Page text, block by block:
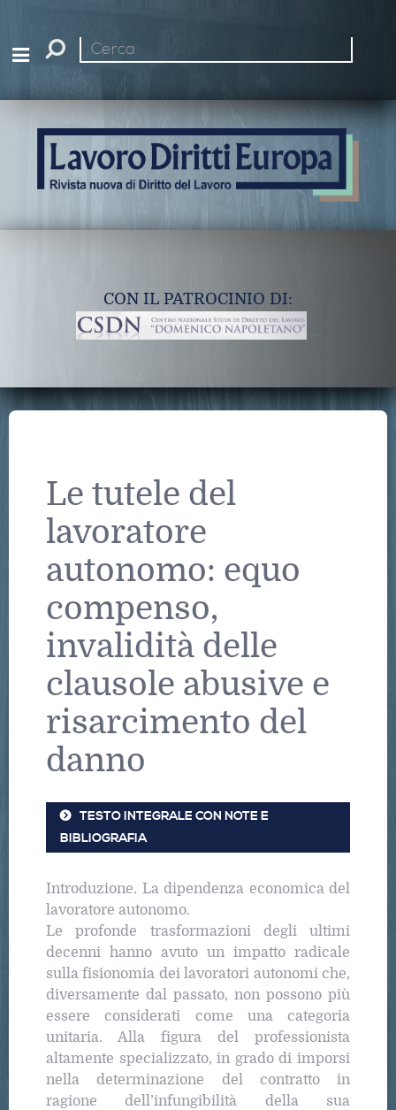
Cerca
CON IL PATROCINIO DI:
Le tutele del
lavoratore
autonomo: equo
compenso,
invalidità delle
clausole abusive e
risarcimento del
danno
TESTO INTEGRALE CON NOTE E
BIBLIOGRAFIA
Introduzione. La dipendenza economica del
lavoratore autonomo.
Le profonde trasformazioni degli ultimi
decenni hanno avuto un impatto radicale
sulla fisionomia dei lavoratori autonomi che,
diversamente dal passato, non possono più
essere considerati come una categoria
unitaria. Alla figura del professionista
altamente specializzato, in grado di imporsi
nella determinazione del contratto in
ragione dell’infungibilità della sua